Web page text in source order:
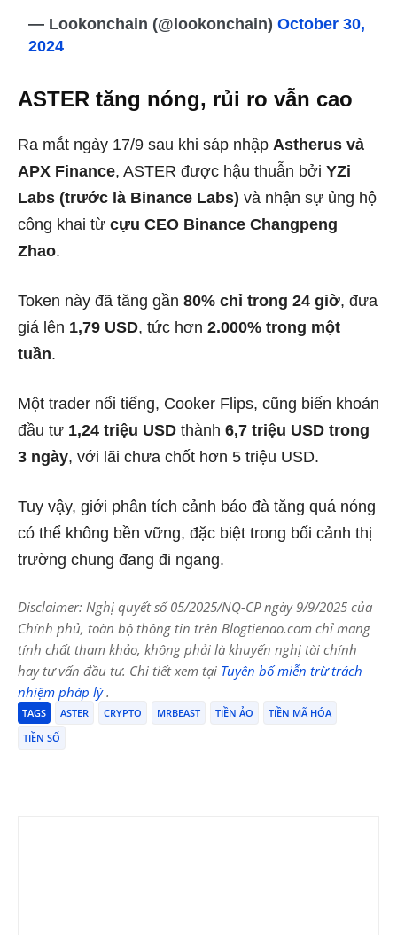
— Lookonchain (@lookonchain)October 30,
2024
ASTER tăng nóng, rủi ro vẫn cao
Ra mắt ngày 17/9 sau khi sáp nhập Astherus và
APX Finance, ASTER được hậu thuẫn bởi YZi
Labs (trước là Binance Labs) và nhận sự ủng hộ
công khai từ cựu CEO Binance Changpeng
Zhao.
Token này đã tăng gần 80% chỉ trong 24 giờ, đưa
giá lên 1,79 USD, tức hơn 2.000% trong một
tuần.
Một trader nổi tiếng, Cooker Flips, cũng biến khoản
đầu tư 1,24 triệu USD thành 6,7 triệu USD trong
3 ngày, với lãi chưa chốt hơn 5 triệu USD.
Tuy vậy, giới phân tích cảnh báo đà tăng quá nóng
có thể không bền vững, đặc biệt trong bối cảnh thị
trường chung đang đi ngang.
Disclaimer: Nghị quyết số 05/2025/NQ-CP ngày 9/9/2025 của
Chính phủ, toàn bộ thông tin trên Blogtienao.com chỉ mang
tính chất tham khảo, không phải là khuyến nghị tài chính
hay tư vấn đầu tư. Chi tiết xem tại Tuyên bố miễn trừ trách
nhiệm pháp lý.
TAGS ASTER CRYPTO MRBEAST TIỀN ẢO
TIỀN MÃ HÓA
TIỀN SỐ